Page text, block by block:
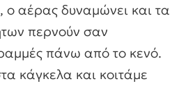
ο αέρας δυναμώνει και τα
περνούν σαν
πάνω από το κενό.
κάγκελα και κοιτάμε